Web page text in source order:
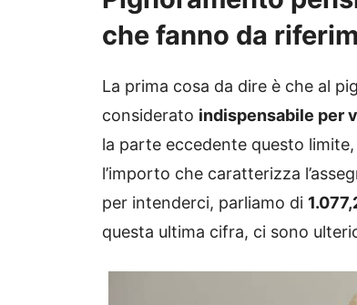
che fanno da
La prima cosa da dire è che al
considerato indispensabile per
la parte eccedente questo
l’importo che caratterizza
per intenderci, parliamo di
questa ultima cifra, ci sono